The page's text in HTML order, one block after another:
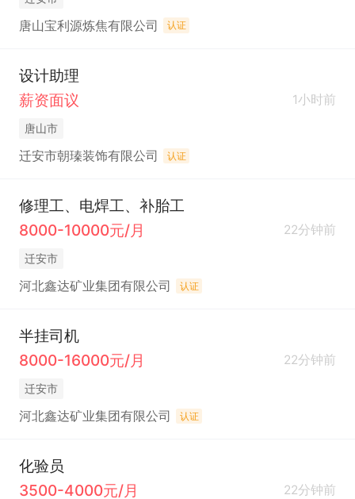
唐山宝利源炼焦有限公司 认证
设计助理
薪资面议
1小时前
唐山市
迁安市朝瑧装饰有限公司 认证
修理工、电焊工、补胎工
8000-10000元/月
22分钟前
迁安市
河北鑫达矿业集团有限公司 认证
半挂司机
8000-16000元/月
22分钟前
迁安市
河北鑫达矿业集团有限公司 认证
化验员
3500-4000元/月
22分钟前